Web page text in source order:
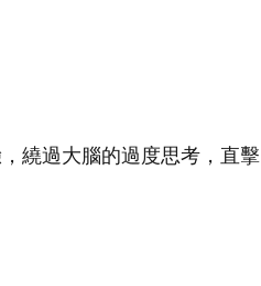
繞過大腦的過度思考，直擊